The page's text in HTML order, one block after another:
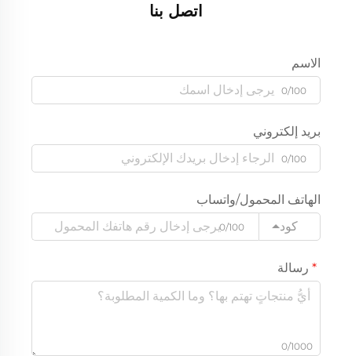
اتصل بنا
الاسم
0/100
بريد إلكتروني
0/100
الهاتف المحمول/واتساب
كود
0/100
رسالة
0/1000